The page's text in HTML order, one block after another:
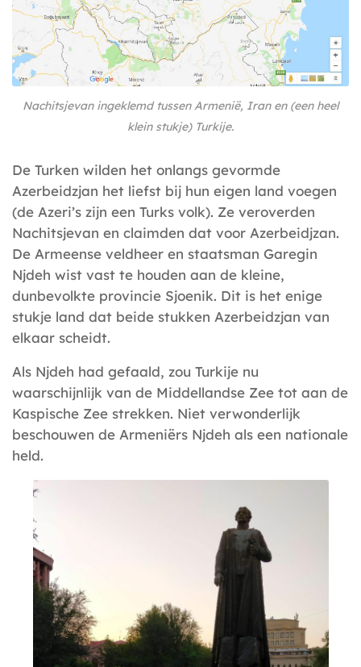
Nachitsjevan ingeklemd tussen Armenië, Iran en (een heel
klein stukje) Turkije.
De Turken wilden het onlangs gevormde
Azerbeidzjan het liefst bij hun eigen land voegen
(de Azeri’s zijn een Turks volk). Ze veroverden
Nachitsjevan en claimden dat voor Azerbeidjzan.
De Armeense veldheer en staatsman Garegin
Njdeh wist vast te houden aan de kleine,
dunbevolkte provincie Sjoenik. Dit is het enige
stukje land dat beide stukken Azerbeidzjan van
elkaar scheidt.
Als Njdeh had gefaald, zou Turkije nu
waarschijnlijk van de Middellandse Zee tot aan de
Kaspische Zee strekken. Niet verwonderlijk
beschouwen de Armeniërs Njdeh als een nationale
held.